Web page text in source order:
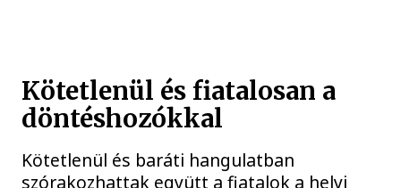
Kötetlenül és fiatalosan a
döntéshozókkal
Kötetlenül és baráti hangulatban
szórakozhattak együtt a fiatalok a helyi